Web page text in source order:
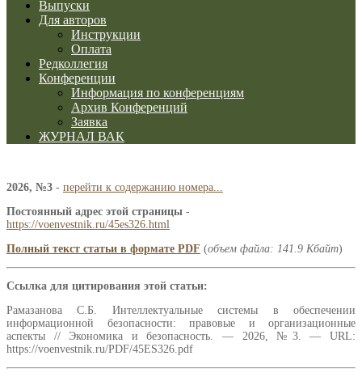
Выпуски
Для авторов
Инструкции
Оплата
Редколлегия
Конференции
Информация по конференциям
Архив Конференций
Заявка
ЖУРНАЛ ВАК
2026, №3 - перейти к содержанию номера...
Постоянный адрес этой страницы -
https://voenvestnik.ru/45es326.html
Полный текст статьи в формате PDF (объем файла: 141.9 Кбайт)
Ссылка для цитирования этой статьи:
Рамазанова С.Б. Интеллектуальные системы в обеспечении
информационной безопасности: правовые и организационные
аспекты // Экономика и безопасность. — 2026, №3. — URL:
https://voenvestnik.ru/PDF/45ES326.pdf